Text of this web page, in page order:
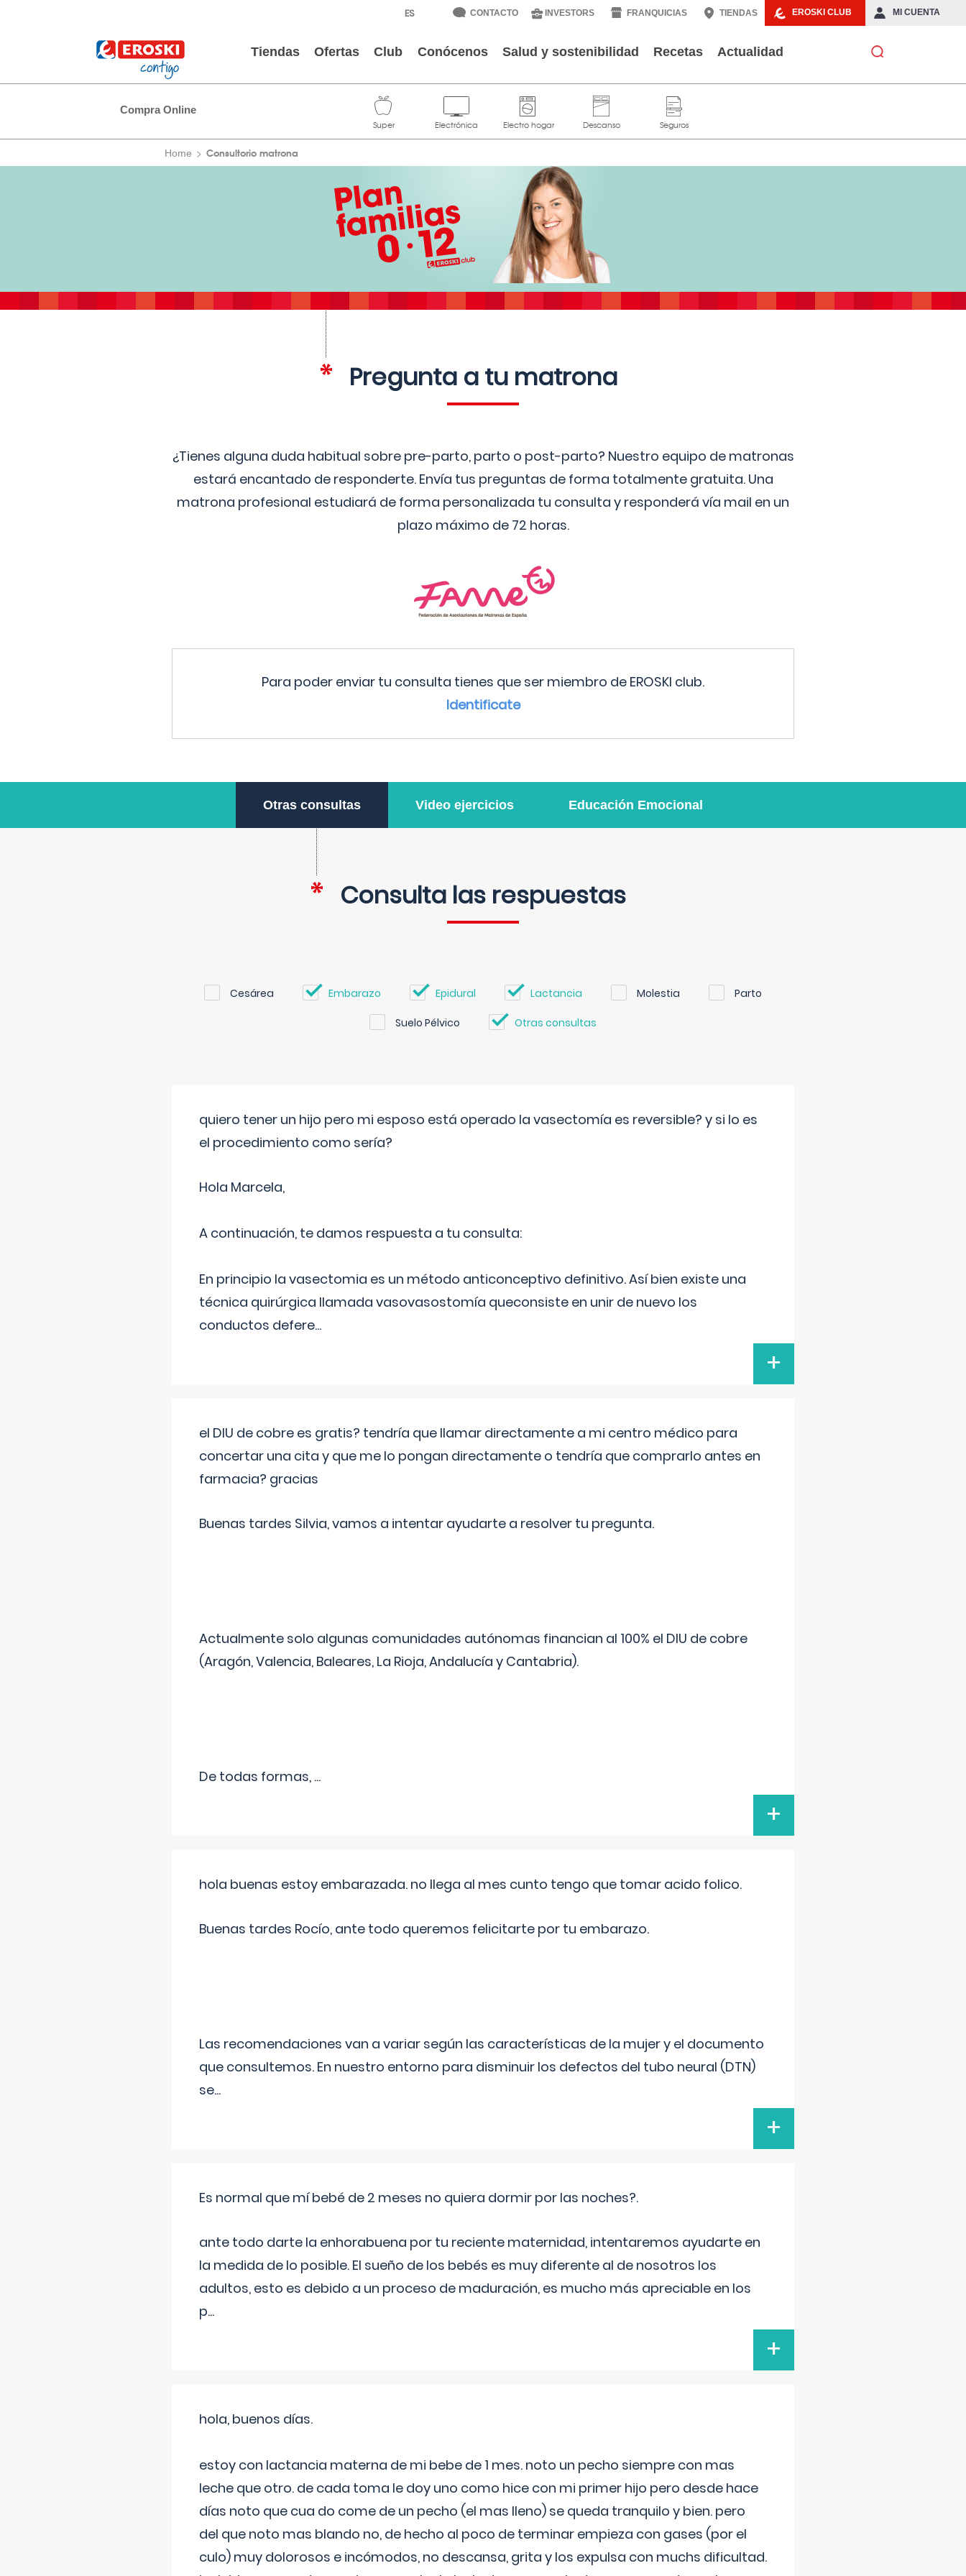
EROSKI CLUB MI CUENTA
CONTACTO INVESTORS FRANQUICIAS TIENDAS
Tiendas Ofertas Club Conócenos Salud y sostenibilidad Recetas Actualidad
Compra Online
Home Consultorio matrona
Pregunta a tu matrona
¿Tienes alguna duda habitual sobre pre-parto, parto o post-parto? Nuestro equipo de matronas
estará encantado de responderte. Envía tus preguntas de forma totalmente gratuita. Una
matrona profesional estudiará de forma personalizada tu consulta y responderá vía mail en un
plazo máximo de 72 horas.
Para poder enviar tu consulta tienes que ser miembro de EROSKI club.
Identificate
Otras consultas Video ejercicios Educación Emocional
Consulta las respuestas
Cesárea Embarazo Epidural Lactancia Molestia Parto
Suelo Pélvico Otras consultas
quiero tener un hijo pero mi esposo está operado la vasectomía es reversible? y si lo es
el procedimiento como sería?
Hola Marcela,
A continuación, te damos respuesta a tu consulta:
En principio la vasectomia es un método anticonceptivo definitivo. Así bien existe una
técnica quirúrgica llamada vasovasostomía queconsiste en unir de nuevo los
conductos defere...
+
el DIU de cobre es gratis? tendría que llamar directamente a mi centro médico para
concertar una cita y que me lo pongan directamente o tendría que comprarlo antes en
farmacia? gracias
Buenas tardes Silvia, vamos a intentar ayudarte a resolver tu pregunta.
Actualmente solo algunas comunidades autónomas financian al 100% el DIU de cobre
(Aragón, Valencia, Baleares, La Rioja, Andalucía y Cantabria).
De todas formas, ...
+
hola buenas estoy embarazada. no llega al mes cunto tengo que tomar acido folico.
Buenas tardes Rocío, ante todo queremos felicitarte por tu embarazo.
Las recomendaciones van a variar según las características de la mujer y el documento
que consultemos. En nuestro entorno para disminuir los defectos del tubo neural (DTN)
se...
+
Es normal que mí bebé de 2 meses no quiera dormir por las noches?.
ante todo darte la enhorabuena por tu reciente maternidad, intentaremos ayudarte en
la medida de lo posible. El sueño de los bebés es muy diferente al de nosotros los
adultos, esto es debido a un proceso de maduración, es mucho más apreciable en los
p...
+
hola, buenos días.
estoy con lactancia materna de mi bebe de 1 mes. noto un pecho siempre con mas
leche que otro. de cada toma le doy uno como hice con mi primer hijo pero desde hace
días noto que cua do come de un pecho (el mas lleno) se queda tranquilo y bien. pero
del que noto mas blando no, de hecho al poco de terminar empieza con gases (por el
culo) muy dolorosos e incómodos, no descansa, grita y los expulsa con muchs dificultad.